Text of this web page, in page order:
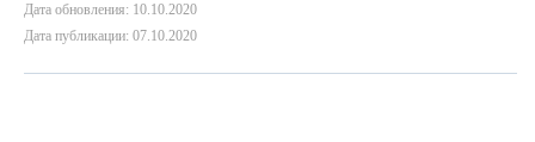
Дата обновления: 10.10.2020
Дата публикации: 07.10.2020